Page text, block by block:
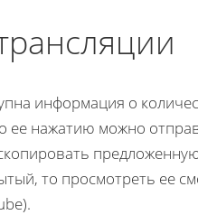
информация о
ее нажатию можно
то просмотреть ее